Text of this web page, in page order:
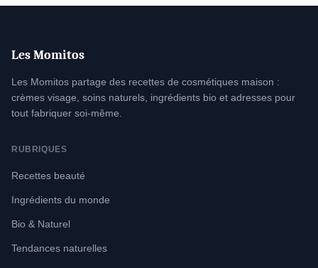
Les Momitos
Les Momitos partage des recettes de cosmétiques maison :
crèmes visage, soins naturels, ingrédients bio et adresses pour
tout fabriquer soi-même.
RUBRIQUES
Recettes beauté
Ingrédients du monde
Bio & Naturel
Tendances naturelles